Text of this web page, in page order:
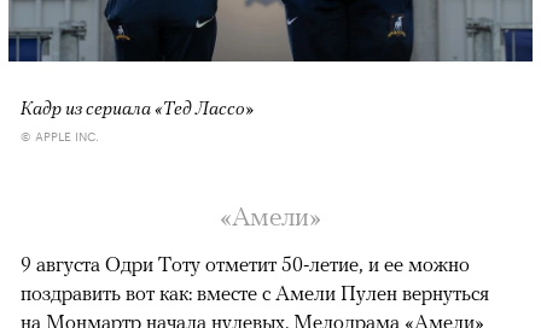
Кадр из сериала «Тед Лассо»
© APPLE INC.
«Амели»
9 августа Одри Тоту отметит 50-летие, и ее можно
поздравить вот как: вместе с Амели Пулен вернуться
на Монмартр начала нулевых. Мелодрама «Амели»